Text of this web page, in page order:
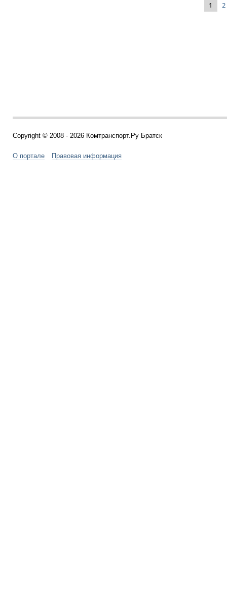
1 2
Copyright © 2008 - 2026 Комтранспорт.Ру Братск
О портале Правовая информация